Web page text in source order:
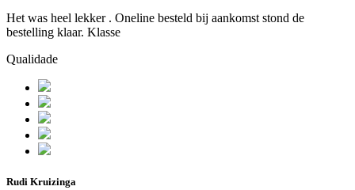
Het was heel lekker . Oneline besteld bij aankomst stond de
bestelling klaar. Klasse
Qualidade
Rudi Kruizinga